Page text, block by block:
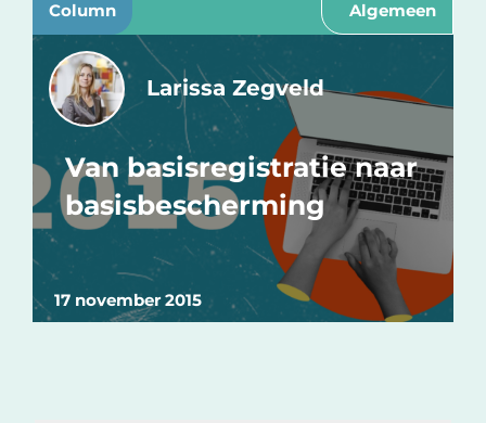
Column Algemeen
17 november 2015
Larissa Zegveld
Van basisregistratie naar
basisbescherming